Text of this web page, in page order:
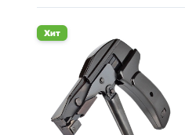
Хит